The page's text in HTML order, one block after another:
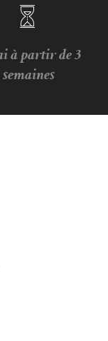
à partir de 3
semaines